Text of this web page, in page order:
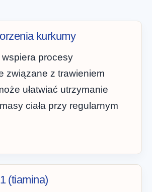
kurkumy
wspiera procesy
związane z trawieniem
ułatwiać utrzymanie
ciała przy regularnym
(tiamina)